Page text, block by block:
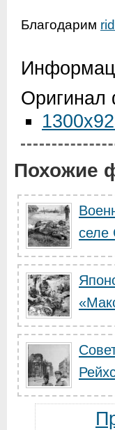
Благодарим
Оригинал
Похожие
селе